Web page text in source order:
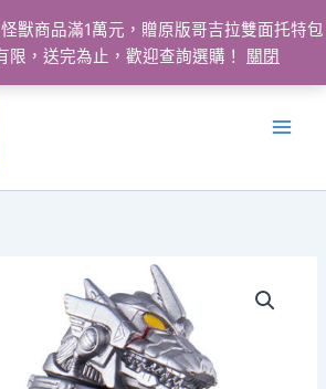
獸商品滿1萬元，贈原版哥吉拉雙面托特包
限，送完為止，歡迎查詢選購！
關閉